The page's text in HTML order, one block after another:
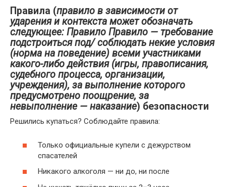
Правила (правило в зависимости от
ударения и контекста может обозначать
следующее: Правило Правило — требование
подстроиться под/ соблюдать некие условия
(норма на поведение) всеми участниками
какого-либо действия (игры, правописания,
судебного процесса, организации,
учреждения), за выполнение которого
предусмотрено поощрение, за
невыполнение — наказание) безопасности
Решились купаться? Соблюдайте правила:
Только официальные купели с дежурством
спасателей
Никакого алкоголя — ни до, ни после